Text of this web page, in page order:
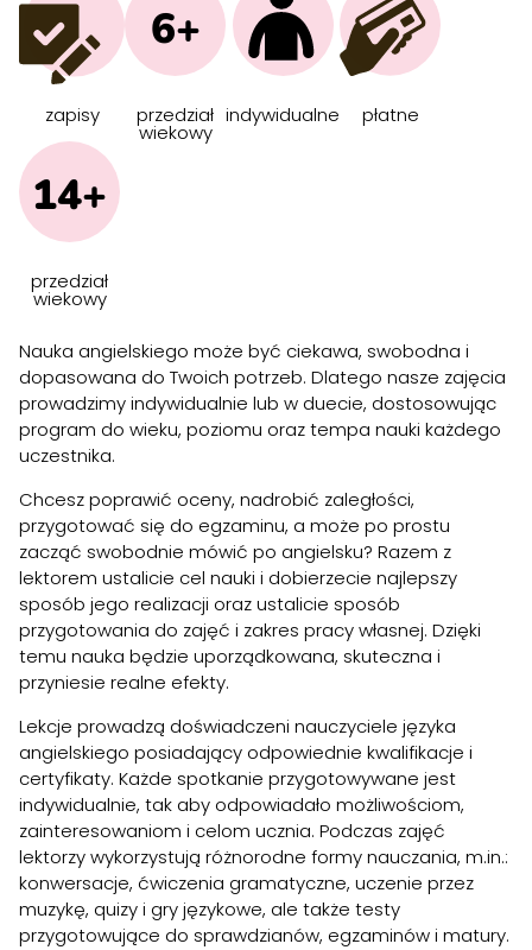
zapisy
6+
przedział
wiekowy
indywidualne płatne
14+
przedział
wiekowy
Nauka angielskiego może być ciekawa, swobodna i
dopasowana do Twoich potrzeb. Dlatego nasze zajęcia
prowadzimy indywidualnie lub w duecie, dostosowując
program do wieku, poziomu oraz tempa nauki każdego
uczestnika.
Chcesz poprawić oceny, nadrobić zaległości,
przygotować się do egzaminu, a może po prostu
zacząć swobodnie mówić po angielsku? Razem z
lektorem ustalicie cel nauki i dobierzecie najlepszy
sposób jego realizacji oraz ustalicie sposób
przygotowania do zajęć i zakres pracy własnej. Dzięki
temu nauka będzie uporządkowana, skuteczna i
przyniesie realne efekty.
Lekcje prowadzą doświadczeni nauczyciele języka
angielskiego posiadający odpowiednie kwalifikacje i
certyfikaty. Każde spotkanie przygotowywane jest
indywidualnie, tak aby odpowiadało możliwościom,
zainteresowaniom i celom ucznia. Podczas zajęć
lektorzy wykorzystują różnorodne formy nauczania, m.in.:
konwersacje, ćwiczenia gramatyczne, uczenie przez
muzykę, quizy i gry językowe, ale także testy
przygotowujące do sprawdzianów, egzaminów i matury.